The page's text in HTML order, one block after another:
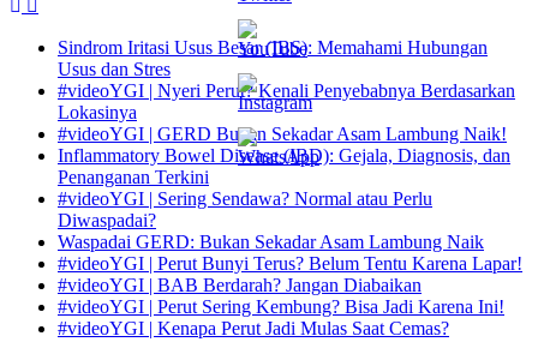
Sindrom Iritasi Usus Besar (IBS): Memahami Hubungan
Usus dan Stres
#videoYGI | Nyeri Perut? Kenali Penyebabnya Berdasarkan
Lokasinya
#videoYGI | GERD Bukan Sekadar Asam Lambung Naik!
Inflammatory Bowel Disease (IBD): Gejala, Diagnosis, dan
Penanganan Terkini
#videoYGI | Sering Sendawa? Normal atau Perlu
Diwaspadai?
Waspadai GERD: Bukan Sekadar Asam Lambung Naik
#videoYGI | Perut Bunyi Terus? Belum Tentu Karena Lapar!
#videoYGI | BAB Berdarah? Jangan Diabaikan
#videoYGI | Perut Sering Kembung? Bisa Jadi Karena Ini!
#videoYGI | Kenapa Perut Jadi Mulas Saat Cemas?